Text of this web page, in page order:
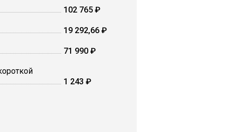
102 765 ₽
19 292,66 ₽
71 990 ₽
1 243 ₽